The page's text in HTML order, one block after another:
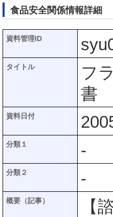
食品安全関係情報詳細
資料管理ID
タイトル
フ
書
資料日付
分類１ -
分類２ -
概要（記事）
【